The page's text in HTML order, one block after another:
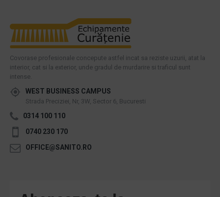
Covorase profesionale concepute astfel incat sa reziste uzurii, atat la
interior, cat si la exterior, unde gradul de murdarire si traficul sunt
intense.
WEST BUSINESS CAMPUS
Strada Preciziei, Nr, 3W, Sector 6, Bucuresti
0314 100 110
0740 230 170
OFFICE@SANITO.RO